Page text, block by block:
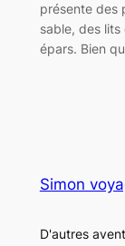
présente des
sable, des
épars. Bien
Simon
D'autres